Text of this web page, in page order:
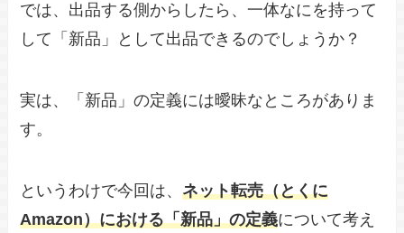
では、出品する側からしたら、一体なにを持って
して「新品」として出品できるのでしょうか？
実は、「新品」の定義には曖昧なところがありま
す。
というわけで今回は、ネット転売（とくに
Amazon）における「新品」の定義について考え